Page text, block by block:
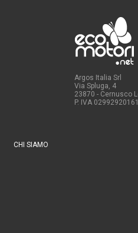
Argos Italia Srl
Via Spluga, 4
23870 - Cernusco
P. IVA 02992920161
CHI SIAMO